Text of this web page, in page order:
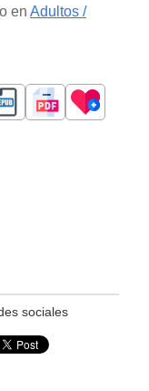
en Adultos /
sociales